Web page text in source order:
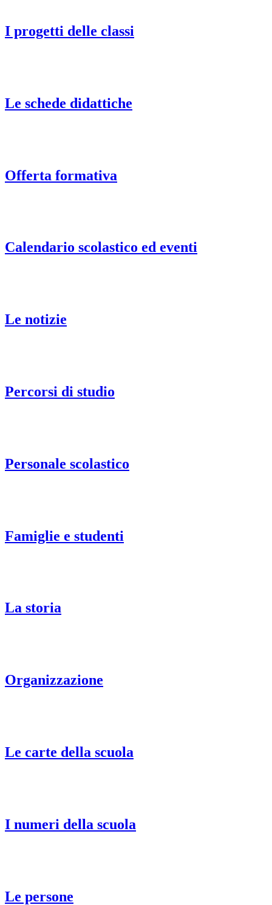
I progetti delle classi
Le schede didattiche
Offerta formativa
Calendario scolastico ed eventi
Le notizie
Percorsi di studio
Personale scolastico
Famiglie e studenti
La storia
Organizzazione
Le carte della scuola
I numeri della scuola
Le persone